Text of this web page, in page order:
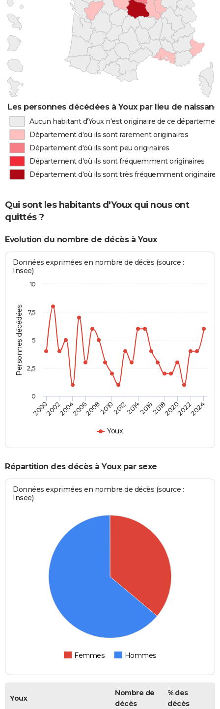
Les personnes décédées à Youx par lieu de
Aucun habitant d'Youx n'est originaire de ce
Département d'où ils sont rarement originaires
Département d'où ils sont peu originaires
Département d'où ils sont fréquemment originaires
Département d'où ils sont très fréquemment originaires
Qui sont les habitants d'Youx qui nous ont
quittés ?
Evolution du nombre de décès à Youx
Personnes décédées
Données exprimées en nombre de décès (source :
Insee)
Youx
2000200220042006200820102012201420162018202020222024
0
10
2,5
5
7,5
Répartition des décès à Youx par sexe
Données exprimées en nombre de décès (source :
Insee)
Femmes Hommes
Youx
Nombre de
décès
% des
décès